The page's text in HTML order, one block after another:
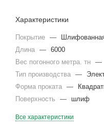
Характеристики
Покрытие —
Длина — 6000
Вес погонного метра. тн —
Тип производства —
Форма проката —
Поверхность
— шлиф
Все характеристики